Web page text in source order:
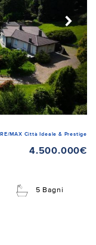
RE/MAX Città Ideale & Prestige
4.500.000€
5 Bagni